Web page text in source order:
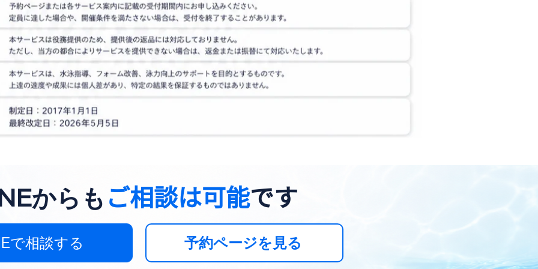
からも ご相談は可能​です
で相談する 予約ページを見る